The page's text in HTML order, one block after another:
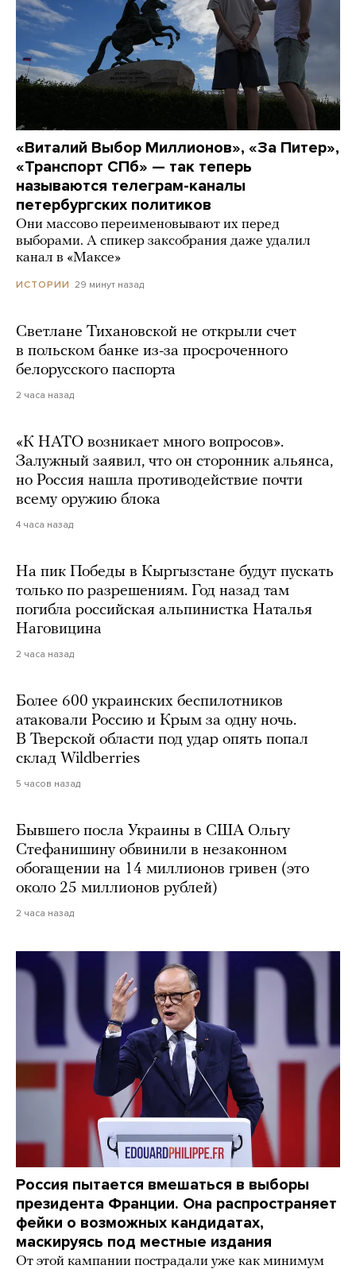
«Виталий Выбор Миллионов», «За Питер»,
«Транспорт СПб» — так теперь
называются телеграм-каналы
петербургских политиков
Они массово переименовывают их перед
выборами. А спикер заксобрания даже удалил
канал в «Максе»
ИСТОРИИ 29 минут назад
Светлане Тихановской не открыли счет
в польском банке из-за просроченного
белорусского паспорта
2 часа назад
«К НАТО возникает много вопросов».
Залужный заявил, что он сторонник альянса,
но Россия нашла противодействие почти
всему оружию блока
4 часа назад
На пик Победы в Кыргызстане будут пускать
только по разрешениям. Год назад там
погибла российская альпинистка Наталья
Наговицина
2 часа назад
Более 600 украинских беспилотников
атаковали Россию и Крым за одну ночь.
В Тверской области под удар опять попал
склад Wildberries
5 часов назад
Бывшего посла Украины в США Ольгу
Стефанишину обвинили в незаконном
обогащении на 14 миллионов гривен (это
около 25 миллионов рублей)
2 часа назад
Россия пытается вмешаться в выборы
президента Франции. Она распространяет
фейки о возможных кандидатах,
маскируясь под местные издания
От этой кампании пострадали уже как минимум